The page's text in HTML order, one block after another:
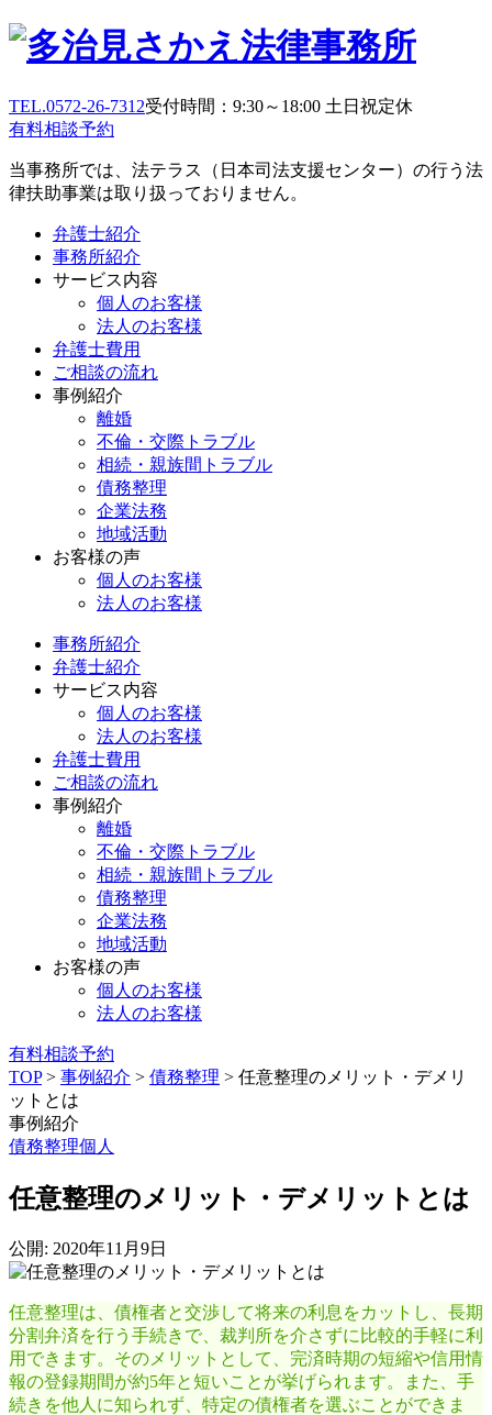
TEL.0572-26-7312受付時間：9:30～18:00 土日祝定休
有料相談予約
当事務所では、法テラス（日本司法支援センター）の行う法
律扶助事業は取り扱っておりません。
弁護士紹介
事務所紹介
サービス内容
個人のお客様
法人のお客様
弁護士費用
ご相談の流れ
事例紹介
離婚
不倫・交際トラブル
相続・親族間トラブル
債務整理
企業法務
地域活動
お客様の声
個人のお客様
法人のお客様
事務所紹介
弁護士紹介
サービス内容
個人のお客様
法人のお客様
弁護士費用
ご相談の流れ
事例紹介
離婚
不倫・交際トラブル
相続・親族間トラブル
債務整理
企業法務
地域活動
お客様の声
個人のお客様
法人のお客様
有料相談予約
TOP> 事例紹介 > 債務整理 > 任意整理のメリット・デメリ
ットとは
事例紹介
債務整理個人
任意整理のメリット・デメリットとは
公開: 2020年11月9日
任意整理は、債権者と交渉して将来の利息をカットし、長期
分割弁済を行う手続きで、裁判所を介さずに比較的手軽に利
用できます。そのメリットとして、完済時期の短縮や信用情
報の登録期間が約5年と短いことが挙げられます。また、手
続きを他人に知られず、特定の債権者を選ぶことができま